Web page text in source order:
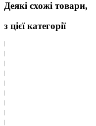
Деякі схожі товари,
з цієї категорії